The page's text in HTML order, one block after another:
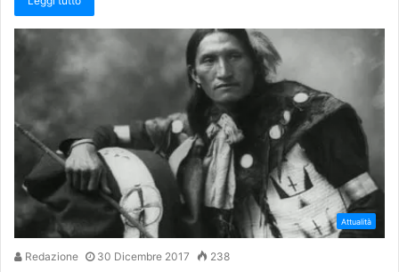
Attualità
Redazione 30 Dicembre 2017 238